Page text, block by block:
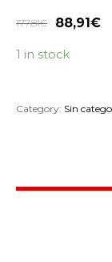
177,81€ 88,91€
1 in stock
Category: Sin